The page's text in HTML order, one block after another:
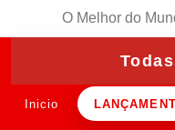
O Melhor do
Inicio